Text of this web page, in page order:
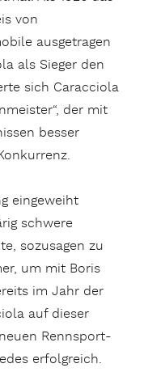
von
ausgetragen
als Sieger den
sich Caracciola
der mit
besser
eingeweiht
schwere
sozusagen zu
um mit Boris
im Jahr der
auf dieser
Rennsport-
erfolgreich.